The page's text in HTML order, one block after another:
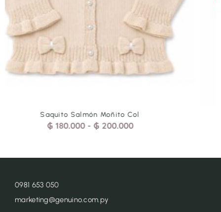
Saquito Espiguita Rojo
₲180.000 - ₲200.000
0981 653 050
marketing@genuino.com.py